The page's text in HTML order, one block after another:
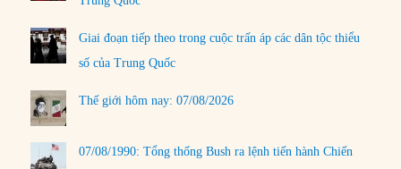
Giai đoạn tiếp theo trong cuộc trấn áp các dân tộc thiểu
số của Trung Quốc
Thế giới hôm nay: 07/08/2026
07/08/1990: Tổng thống Bush ra lệnh tiến hành Chiến